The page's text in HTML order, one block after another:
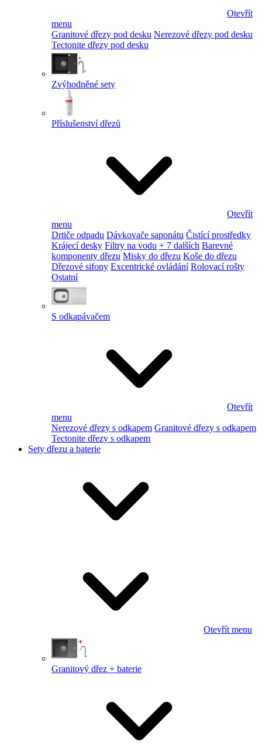
Otevřít
menu
Granitové dřezy pod desku Nerezové dřezy pod desku
Tectonite dřezy pod desku
Zvýhodněné sety
Příslušenství dřezů
Otevřít
menu
Drtiče odpadu Dávkovače saponátu Čistící prostředky
Krájecí desky Filtry na vodu + 7 dalších Barevné
komponenty dřezu Misky do dřezu Koše do dřezu
Dřezové sifony Excentrické ovládání Rolovací rošty
Ostatní
S odkapávačem
Otevřít
menu
Nerezové dřezy s odkapem Granitové dřezy s odkapem
Tectonite dřezy s odkapem
Sety dřezu a baterie
Otevřít menu
Granitový dřez + baterie